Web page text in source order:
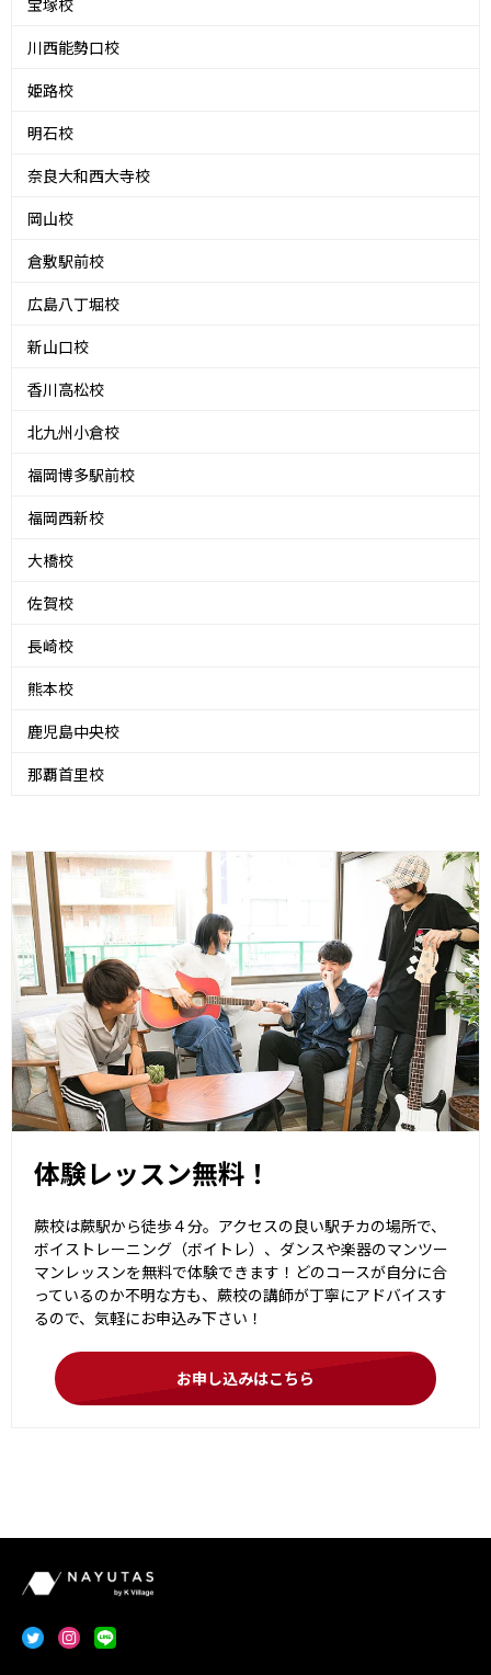
宝塚校
川西能勢口校
姫路校
明石校
奈良大和西大寺校
岡山校
倉敷駅前校
広島八丁堀校
新山口校
香川高松校
北九州小倉校
福岡博多駅前校
福岡西新校
大橋校
佐賀校
長崎校
熊本校
鹿児島中央校
那覇首里校
体験レッスン無料！
蕨校は蕨駅から徒歩４分。アクセスの良い駅チカの場所で、
ボイストレーニング（ボイトレ）、ダンスや楽器のマンツー
マンレッスンを無料で体験できます！どのコースが自分に合
っているのか不明な方も、蕨校の講師が丁寧にアドバイスす
るので、気軽にお申込み下さい！
お申し込みはこちら